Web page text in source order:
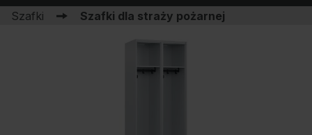
Szafki Szafki dla straży pożarnej